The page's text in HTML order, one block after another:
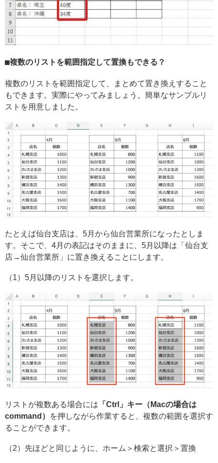
複数のリストを範囲指定して置換もできる？
複数のリストを範囲指定して、まとめて置き換えすること
もできます。実際にやってみましょう。簡単なサンプルリ
ストを用意しました。
たとえば仙台支店は、5月から仙台営業所になったとしま
す。そこで、4月の表記はそのままに、5月以降は「仙台支
店→仙台営業所」に置き換えることにします。
（1）5月以降のリストを選択します。
リストが複数ある場合には 「Ctrl」キー（Macの場合は
command）
を押しながら作業すると、複数の範囲を選択す
ることができます。
（2）先ほどと同じように、ホーム＞検索と選択＞置換